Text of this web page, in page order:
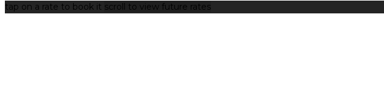
tap on a rate to book it scroll to view future rates